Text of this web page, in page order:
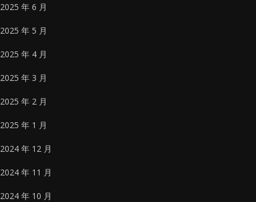
2025 年 6 月
2025 年 5 月
2025 年 4 月
2025 年 3 月
2025 年 2 月
2025 年 1 月
2024 年 12 月
2024 年 11 月
2024 年 10 月